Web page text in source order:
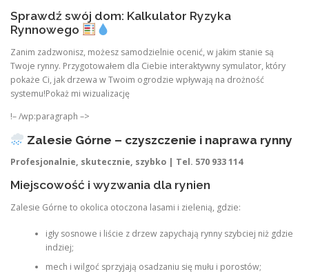
Sprawdź swój dom: Kalkulator Ryzyka
Rynnowego
Zanim zadzwonisz, możesz samodzielnie ocenić, w jakim stanie są
Twoje rynny. Przygotowałem dla Ciebie interaktywny symulator, który
pokaże Ci, jak drzewa w Twoim ogrodzie wpływają na drożność
systemu!Pokaż mi wizualizację
!– /wp:paragraph –>
Zalesie Górne – czyszczenie i naprawa rynny
Profesjonalnie, skutecznie, szybko | Tel. 570 933 114
Miejscowość i wyzwania dla rynien
Zalesie Górne to okolica otoczona lasami i zielenią, gdzie:
igły sosnowe i liście z drzew zapychają rynny szybciej niż gdzie
indziej;
mech i wilgoć sprzyjają osadzaniu się mułu i porostów;